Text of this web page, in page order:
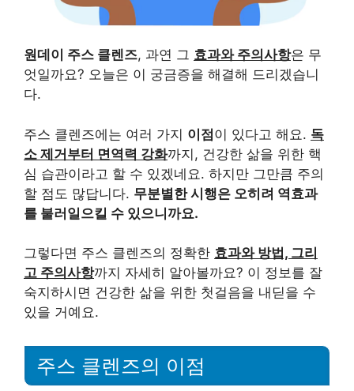
원데이 주스 클렌즈, 과연 그 효과와 주의사항은 무
엇일까요? 오늘은 이 궁금증을 해결해 드리겠습니
다.
주스 클렌즈에는 여러 가지 이점이 있다고 해요. 독
소 제거부터 면역력 강화까지, 건강한 삶을 위한 핵
심 습관이라고 할 수 있겠네요. 하지만 그만큼 주의
할 점도 많답니다. 무분별한 시행은 오히려 역효과
를 불러일으킬 수 있으니까요.
그렇다면 주스 클렌즈의 정확한 효과와 방법, 그리
고 주의사항까지 자세히 알아볼까요? 이 정보를 잘
숙지하시면 건강한 삶을 위한 첫걸음을 내딛을 수
있을 거예요.
주스 클렌즈의 이점